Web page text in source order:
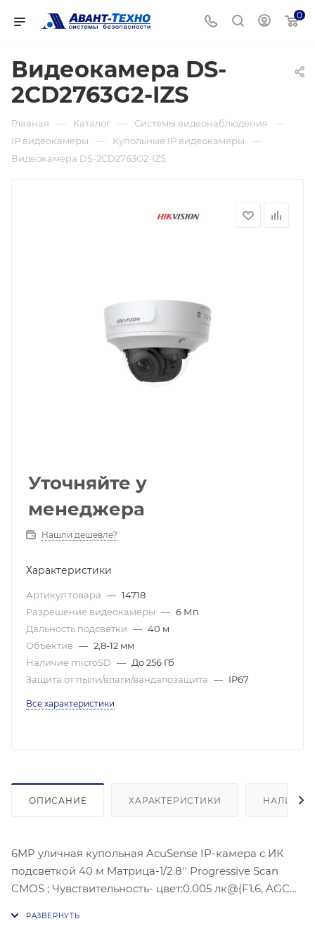
0
Видеокамера DS-
2CD2763G2-IZS
Главная — Каталог — Системы видеонаблюдения —
IP видеокамеры — Купольные IP видеокамеры —
Видеокамера DS-2CD2763G2-IZS
Уточняйте у
менеджера
Нашли дешевле?
Характеристики
Артикул товара — 14718
Разрешение видеокамеры — 6 Мп
Дальность подсветки — 40 м
Объектив — 2,8-12 мм
Наличие microSD — До 256 Гб
Защита от пыли/влаги/вандалозащита — IP67
Все характеристики
ОПИСАНИЕ ХАРАКТЕРИСТИКИ НАЛИЧИЕ
6MP уличная купольная AcuSense IP-камера с ИК
подсветкой 40 м Матрица-1/2.8'' Progressive Scan
CMOS ; Чувствительность- цвет:0.005 лк@(F1.6, AGC